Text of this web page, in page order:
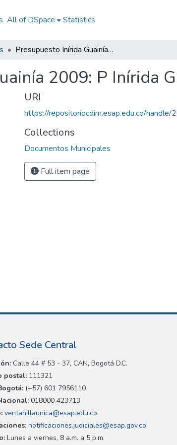
All of DSpace Statistics
Presupuesto Inírida Guainía 2009: P Inírida Guainía 2009
2009: P Inírida
URI
https://repositoriocdim.esap.edu.co/
Collections
Documentos Municipales
Full item page
Sede Central
Calle 44 # 53 - 37, CAN, Bogotá D.C.
postal: 111321
(+57) 601 7956110
018000 423713
ventanillaunica@esap.edu.co
notificaciones.judiciales@esap.gov.co
Lunes a viernes, 8 a.m. a 5 p.m.